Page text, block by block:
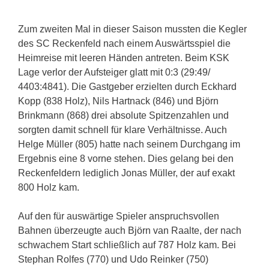
Zum zweiten Mal in dieser Saison mussten die Kegler
des SC Reckenfeld nach einem Auswärtsspiel die
Heimreise mit leeren Händen antreten. Beim KSK
Lage verlor der Aufsteiger glatt mit 0:3 (29:49/
4403:4841). Die Gastgeber erzielten durch Eckhard
Kopp (838 Holz), Nils Hartnack (846) und Björn
Brinkmann (868) drei absolute Spitzenzahlen und
sorgten damit schnell für klare Verhältnisse. Auch
Helge Müller (805) hatte nach seinem Durchgang im
Ergebnis eine 8 vorne stehen. Dies gelang bei den
Reckenfeldern lediglich Jonas Müller, der auf exakt
800 Holz kam.
Auf den für auswärtige Spieler anspruchsvollen
Bahnen überzeugte auch Björn van Raalte, der nach
schwachem Start schließlich auf 787 Holz kam. Bei
Stephan Rolfes (770) und Udo Reinker (750)